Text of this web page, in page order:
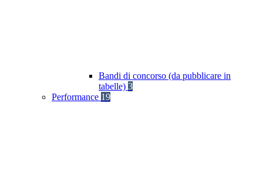
Bandi di concorso (da pubblicare in
tabelle) 3
Performance 19